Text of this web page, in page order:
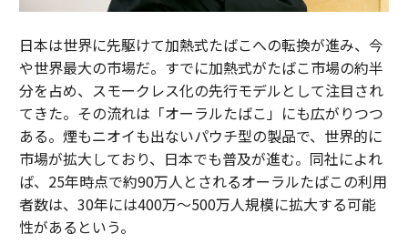
日本は世界に先駆けて加熱式たばこへの転換が進み、今
や世界最大の市場だ。すでに加熱式がたばこ市場の約半
分を占め、スモークレス化の先行モデルとして注目され
てきた。その流れは「オーラルたばこ」にも広がりつつ
ある。煙もニオイも出ないパウチ型の製品で、世界的に
市場が拡大しており、日本でも普及が進む。同社によれ
ば、25年時点で約90万人とされるオーラルたばこの利用
者数は、30年には400万～500万人規模に拡大する可能
性があるという。